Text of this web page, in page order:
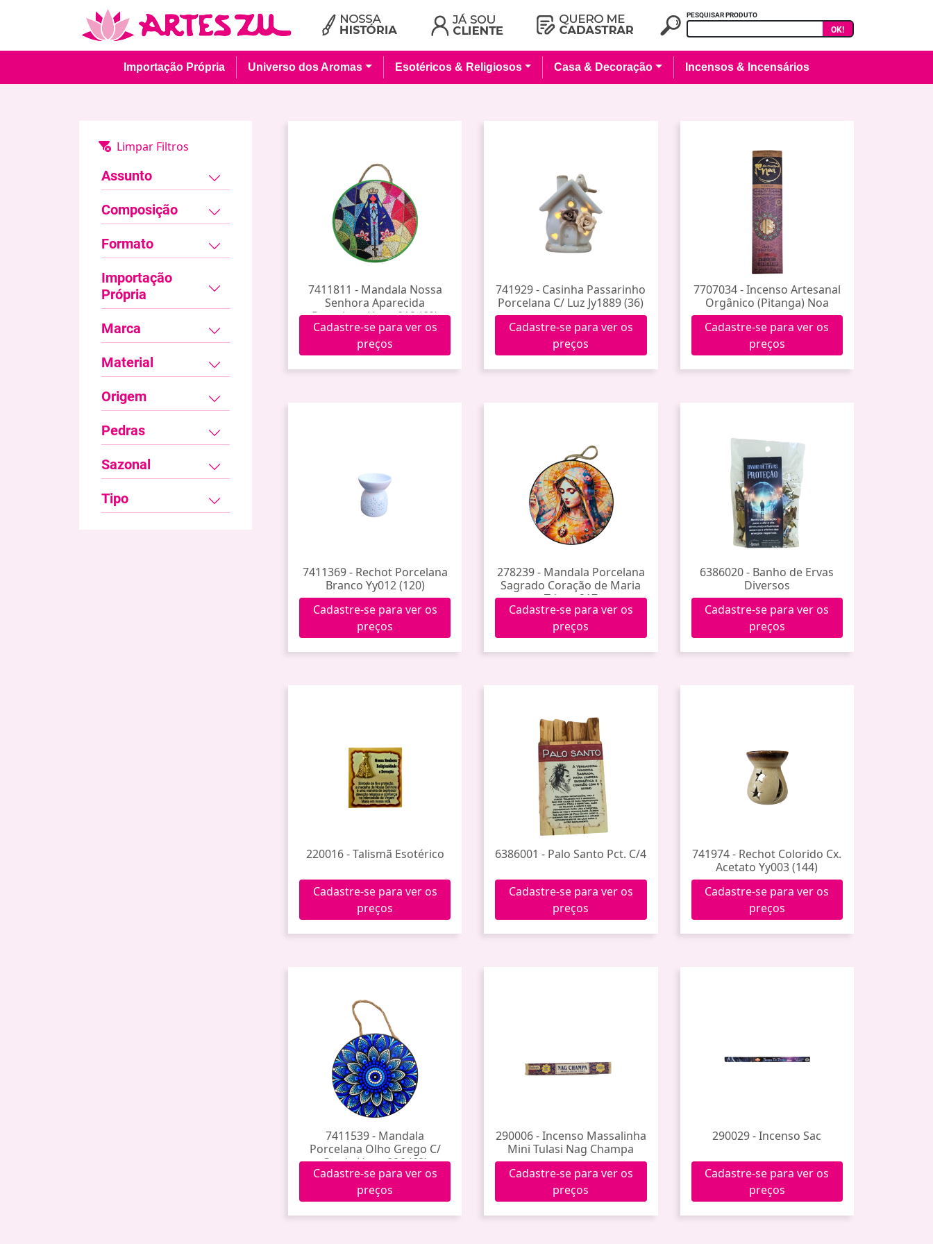
PESQUISAR PRODUTO
OK!
Importação Própria Universo dos Aromas Esotéricos & Religiosos Casa & Decoração Incensos & Incensários
Assunto
Composição
Formato
Importação
Própria
Marca
Material
Origem
Pedras
Sazonal
Tipo
7411811 - Mandala Nossa
Senhora Aparecida
Porcelana Hxgy-018 (60)
Cadastre-se para ver os
preços
741929 - Casinha Passarinho
Porcelana C/ Luz Jy1889 (36)
Cadastre-se para ver os
preços
7707034 - Incenso Artesanal
Orgânico (Pitanga) Noa
Cadastre-se para ver os
preços
7411369 - Rechot Porcelana
Branco Yy012 (120)
Cadastre-se para ver os
preços
278239 - Mandala Porcelana
Sagrado Coração de Maria
Tdecp-217
Cadastre-se para ver os
preços
6386020 - Banho de Ervas
Diversos
Cadastre-se para ver os
preços
220016 - Talismã Esotérico
Cadastre-se para ver os
preços
6386001 - Palo Santo Pct. C/4
Cadastre-se para ver os
preços
741974 - Rechot Colorido Cx.
Acetato Yy003 (144)
Cadastre-se para ver os
preços
7411539 - Mandala
Porcelana Olho Grego C/
Corda Hxgy-006 (60)
Cadastre-se para ver os
preços
290006 - Incenso Massalinha
Mini Tulasi Nag Champa
Cadastre-se para ver os
preços
290029 - Incenso Sac
Cadastre-se para ver os
preços